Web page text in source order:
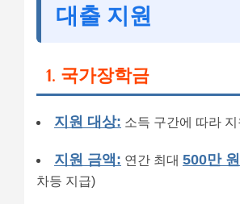
대출 지원
1. 국가장학금
지원 대상: 소득 구간에 따라
지원 금액: 연간 최대 500만 원
차등 지급)